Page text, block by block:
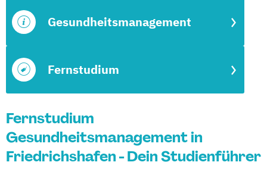
Fernstudium
Gesundheitsmanagement
Fernstudium
Gesundheitsmanagement in
Friedrichshafen - Dein Studienführer